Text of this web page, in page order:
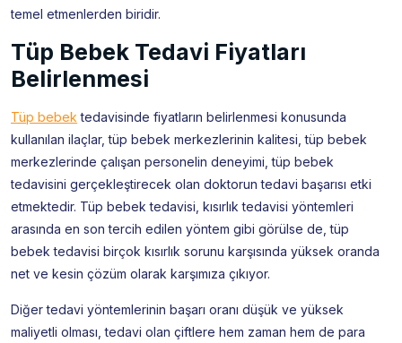
temel etmenlerden biridir.
Tüp Bebek Tedavi Fiyatları
Belirlenmesi
Tüp bebek tedavisinde fiyatların belirlenmesi konusunda
kullanılan ilaçlar, tüp bebek merkezlerinin kalitesi, tüp bebek
merkezlerinde çalışan personelin deneyimi, tüp bebek
tedavisini gerçekleştirecek olan doktorun tedavi başarısı etki
etmektedir. Tüp bebek tedavisi, kısırlık tedavisi yöntemleri
arasında en son tercih edilen yöntem gibi görülse de, tüp
bebek tedavisi birçok kısırlık sorunu karşısında yüksek oranda
net ve kesin çözüm olarak karşımıza çıkıyor.
Diğer tedavi yöntemlerinin başarı oranı düşük ve yüksek
maliyetli olması, tedavi olan çiftlere hem zaman hem de para